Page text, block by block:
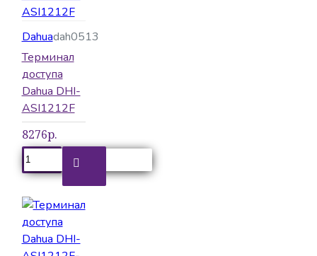
Dahuadah0513
Терминал
доступа
Dahua DHI-
ASI1212F
8276р.